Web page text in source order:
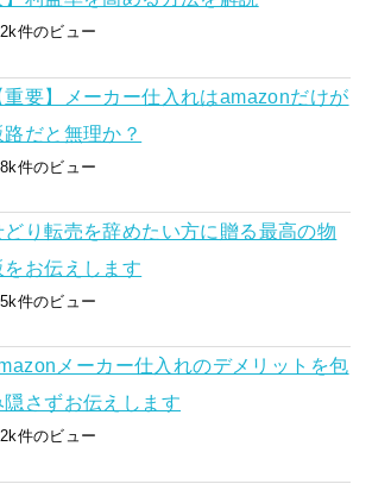
件のビュー
重要】メーカー仕入れはamazonだけが
路だと無理か？
件のビュー
どり転売を辞めたい方に贈る最高の物
をお伝えします
件のビュー
メーカー仕入れのデメリットを包
隠さずお伝えします
件のビュー